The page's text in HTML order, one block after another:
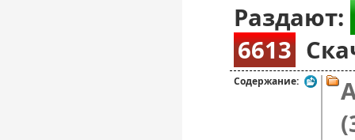
Раздают:
6613
Содержание: